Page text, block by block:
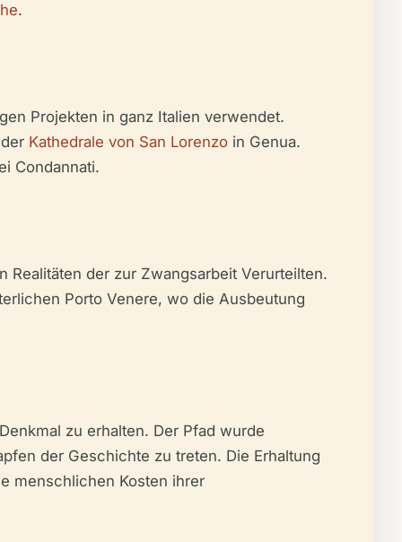
.
Projekten in ganz Italien verwendet.
Kathedrale von San Lorenzo in Genua.
Condannati.
der zur Zwangsarbeit Verurteilten.
Porto Venere, wo die Ausbeutung
zu erhalten. Der Pfad wurde
der Geschichte zu treten. Die Erhaltung
menschlichen Kosten ihrer